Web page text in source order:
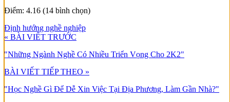
Điểm: 4.16 (14 bình chọn)
Định hướng nghề nghiệp
« BÀI VIẾT TRƯỚC
"Những Ngành Nghề Có Nhiều Triển Vọng Cho 2K2"
BÀI VIẾT TIẾP THEO »
"Học Nghề Gì Để Dễ Xin Việc Tại Địa Phương, Làm Gần Nhà?"